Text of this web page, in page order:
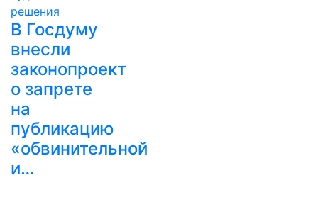
В Госдуму
внесли
законопроект
о запрете
на
публикацию
«обвинительной
и…